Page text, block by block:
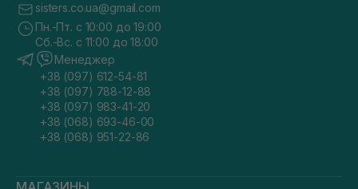
sisters.co.ua@gmail.com
Пн.-Пт. с 10:00 до 19:00
Сб.-Вс. с 11:00 до 18:00
Менеджер
+38 (097) 612-54-81
+38 (097) 788-12-88
+38 (097) 983-41-20
+38 (068) 693-46-00
+38 (068) 951-22-86